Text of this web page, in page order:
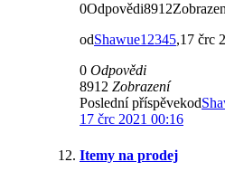
odShawue12345,17 črc
0 Odpovědi
8912 Zobrazení
Poslední příspěvekod
17 črc 2021 00:16
Itemy na prodej